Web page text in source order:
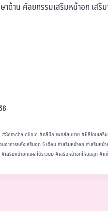
าด้าน ศัลยกรรมเสริมหน้าอก เส
#Somchaiclinic #คลินิกแพทย์สมชาย #ซิลิโคนเสริ
อาการหลังเสริมอก 6 เดือน#เสริมหน้าอก#เสริมหน้
#เสริมหน้าอกแผลใต้ราวนม#เสริมหน้าอกให้นมลูก#แ